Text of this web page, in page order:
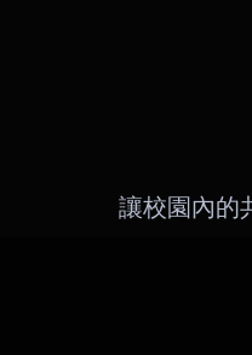
讓校園內的